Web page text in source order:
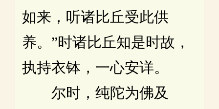
如来，听诸比丘受此供
养。”时诸比丘知是时故，
执持衣钵，一心安详。
尔时，纯陀为佛及